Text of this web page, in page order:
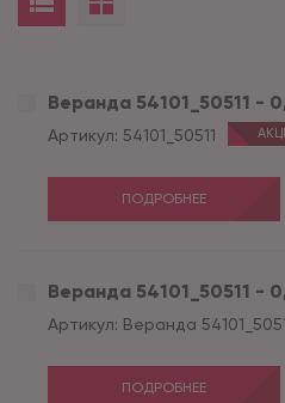
Веранда 54101_50511 -
Артикул: 54101_50511
ПОДРОБНЕЕ
Веранда 54101_50511 -
Артикул: Веранда
ПОДРОБНЕЕ